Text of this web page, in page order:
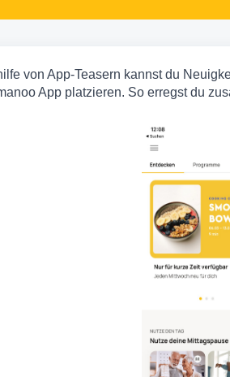
von App-Teasern kannst du
App platzieren. So erregst du